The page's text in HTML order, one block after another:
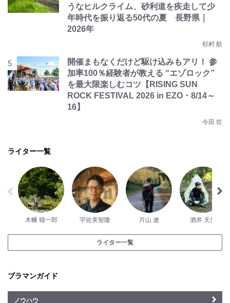
うなヒルクライム、砂利道を疾走して少
年時代を振り返る50代の夏 長野県｜
2026年
杉村 航
開催まもなくだけど駆け込みもアリ！ 参
加率100％経験者が教える “エゾロック”
を最大限楽しむコツ【RISING SUN
ROCK FESTIVAL 2026 in EZO・8/14～
16】
今田 壮
ライター一覧
木幡 猫一郎 宇佐美智隆 片山 遼 酒井 天里
ライター一覧
ブラマンガイド
ノウハウ